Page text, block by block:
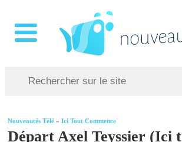
Nouveautés Télé »Ici Tout Commence
Départ Axel Teyssier (Ici